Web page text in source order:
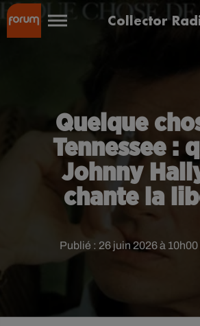
Collector
Quelque
Tennessee :
Johnny
chante la
Publié : 26 juin 2026 à